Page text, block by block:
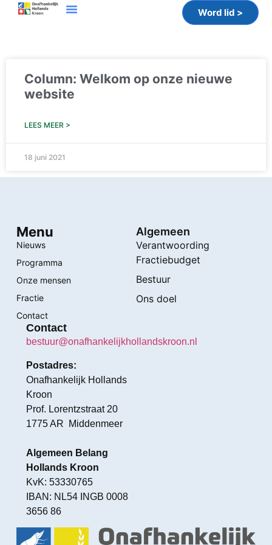
Word lid >
Column: Welkom op onze nieuwe
website
LEES MEER >
18 juni 2021
Menu
Nieuws
Programma
Onze mensen
Fractie
Contact
Algemeen
Verantwoording
Fractiebudget
Bestuur
Ons doel
Contact
bestuur@onafhankelijkhollandskroon.nl
Postadres:
Onafhankelijk Hollands
Kroon
Prof. Lorentzstraat 20
1775 AR Middenmeer
Algemeen Belang
Hollands Kroon
KvK: 53330765
IBAN: NL54 INGB 0008
3656 86